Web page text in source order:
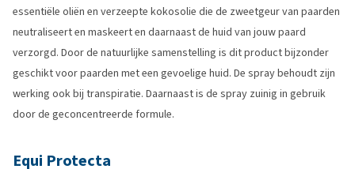
essentiële oliën en verzeepte kokosolie die de zweetgeur van paarden
neutraliseert en maskeert en daarnaast de huid van jouw paard
verzorgd. Door de natuurlijke samenstelling is dit product bijzonder
geschikt voor paarden met een gevoelige huid. De spray behoudt zijn
werking ook bij transpiratie. Daarnaast is de spray zuinig in gebruik
door de geconcentreerde formule.
Equi Protecta